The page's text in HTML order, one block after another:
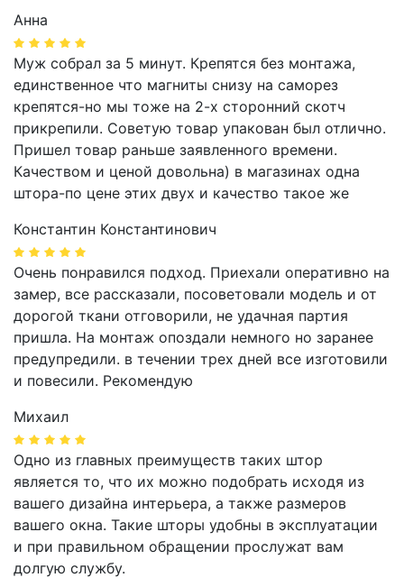
Анна
Муж собрал за 5 минут. Крепятся без монтажа,
единственное что магниты снизу на саморез
крепятся-но мы тоже на 2-х сторонний скотч
прикрепили. Советую товар упакован был отлично.
Пришел товар раньше заявленного времени.
Качеством и ценой довольна) в магазинах одна
штора-по цене этих двух и качество такое же
Константин Константинович
Очень понравился подход. Приехали оперативно на
замер, все рассказали, посоветовали модель и от
дорогой ткани отговорили, не удачная партия
пришла. На монтаж опоздали немного но заранее
предупредили. в течении трех дней все изготовили
и повесили. Рекомендую
Михаил
Одно из главных преимуществ таких штор
является то, что их можно подобрать исходя из
вашего дизайна интерьера, а также размеров
вашего окна. Такие шторы удобны в эксплуатации
и при правильном обращении прослужат вам
долгую службу.